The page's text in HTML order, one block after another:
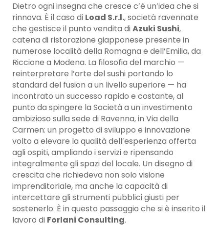
Dietro ogni insegna che cresce c’è un’idea che si
rinnova. È il caso di Load S.r.l., società ravennate
che gestisce il punto vendita diAzuki Sushi,
catena di ristorazione giapponese presente in
numerose località della Romagna e dell’Emilia, da
Riccione a Modena. La filosofia del marchio —
reinterpretare l’arte del sushi portando lo
standard del fusion a un livello superiore — ha
incontrato un successo rapido e costante, al
punto da spingere la Società a un investimento
ambizioso sulla sede di Ravenna, in Via della
Carmen: un progetto di sviluppo e innovazione
volto a elevare la qualità dell’esperienza offerta
agli ospiti, ampliando i servizi e ripensando
integralmente gli spazi del locale. Un disegno di
crescita che richiedeva non solo visione
imprenditoriale, ma anche la capacità di
intercettare gli strumenti pubblici giusti per
sostenerlo. È in questo passaggio che si è inserito il
lavoro di Forlani Consulting.